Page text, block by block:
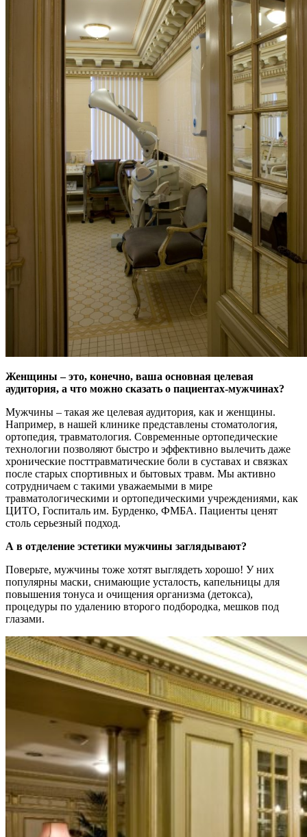
Женщины – это, конечно, ваша основная целевая
аудитория, а что можно сказать о пациентах-мужчинах?
Мужчины – такая же целевая аудитория, как и женщины.
Например, в нашей клинике представлены стоматология,
ортопедия, травматология. Современные ортопедические
технологии позволяют быстро и эффективно вылечить даже
хронические посттравматические боли в суставах и связках
после старых спортивных и бытовых травм. Мы активно
сотрудничаем с такими уважаемыми в мире
травматологическими и ортопедическими учреждениями, как
ЦИТО, Госпиталь им. Бурденко, ФМБА. Пациенты ценят
столь серьезный подход.
А в отделение эстетики мужчины заглядывают?
Поверьте, мужчины тоже хотят выглядеть хорошо! У них
популярны маски, снимающие усталость, капельницы для
повышения тонуса и очищения организма (детокса),
процедуры по удалению второго подбородка, мешков под
глазами.